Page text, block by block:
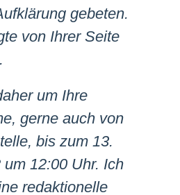
gebeten.
von Ihrer Seite
um Ihre
gerne auch von
bis zum 13.
um 12:00 Uhr. Ich
redaktionelle